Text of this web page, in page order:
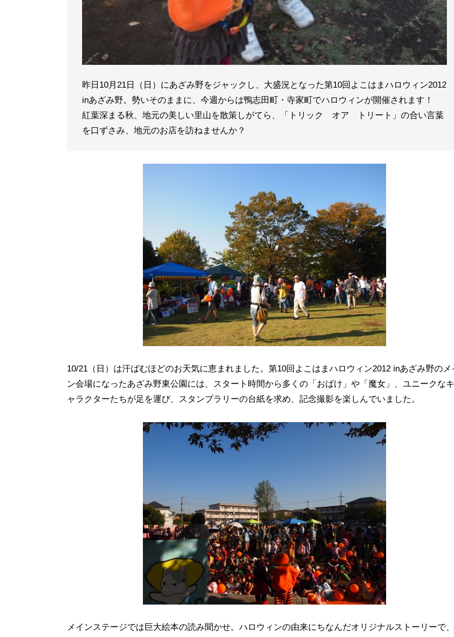
昨日10月21日（日）にあざみ野をジャックし、大盛況となった第10回よこはまハロウィン2012
inあざみ野。勢いそのままに、今週からは鴨志田町・寺家町でハロウィンが開催されます！
紅葉深まる秋、地元の美しい里山を散策しがてら、「トリック オア トリート」の合い言葉
を口ずさみ、地元のお店を訪ねませんか？
10/21（日）は汗ばむほどのお天気に恵まれました。第10回よこはまハロウィン2012 inあざみ野のメ
ン会場になったあざみ野東公園には、スタート時間から多くの「おばけ」や「魔女」、ユニークなキ
ャラクターたちが足を運び、スタンプラリーの台紙を求め、記念撮影を楽しんでいました。
メインステージでは巨大絵本の読み聞かせ。ハロウィンの由来にちなんだオリジナルストーリーで、